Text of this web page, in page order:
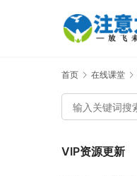
首页 在线课堂
VIP资源更新